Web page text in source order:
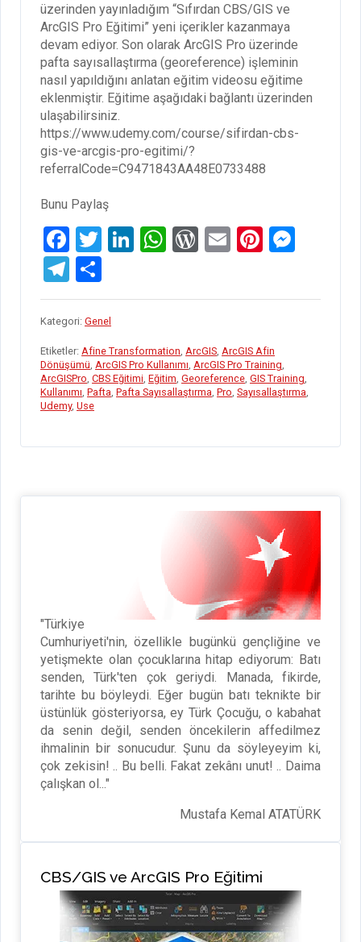
üzerinden yayınladığım “Sıfırdan CBS/GIS ve
ArcGIS Pro Eğitimi” yeni içerikler kazanmaya
devam ediyor. Son olarak ArcGIS Pro üzerinde
pafta sayısallaştırma (georeference) işleminin
nasıl yapıldığını anlatan eğitim videosu eğitime
eklenmiştir. Eğitime aşağıdaki bağlantı üzerinden
ulaşabilirsiniz.
https://www.udemy.com/course/sifirdan-cbs-
gis-ve-arcgis-pro-egitimi/?
referralCode=C9471843AA48E0733488
Bunu Paylaş
F
a
ce
b
o
o
k
T
er
Li
n
W
A
p
p
W
es
s
E
Pi
t
T
el
e
gr
a
m
h
ar
e
Kategori: Genel
Etiketler: Afine Transformation ArcGIS ArcGIS Afin
Dönüşümü ArcGIS Pro Kullanımı ArcGIS Pro Training
ArcGISPro CBS Eğitimi Eğitim Georeference GIS Training
Kullanımı Pafta Pafta Sayısallaştırma Pro Sayısallaştırma
Udemy, Use
"Türkiye
Cumhuriyeti'nin, özellikle bugünkü gençliğine ve
yetişmekte olan çocuklarına hitap ediyorum: Batı
senden, Türk'ten çok geriydi. Manada, fikirde,
tarihte bu böyleydi. Eğer bugün batı teknikte bir
üstünlük gösteriyorsa, ey Türk Çocuğu, o kabahat
da senin değil, senden öncekilerin affedilmez
ihmalinin bir sonucudur. Şunu da söyleyeyim ki,
çok zekisin! .. Bu belli. Fakat zekânı unut! .. Daima
çalışkan ol..."
Mustafa Kemal ATATÜRK
CBS/GIS ve ArcGIS Pro Eğitimi